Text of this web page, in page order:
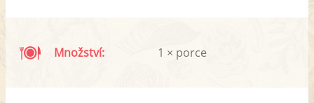
Množství: 1 × porce